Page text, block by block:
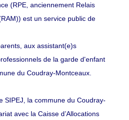
(RPE, anciennement Relais
est un service public de
aux assistant(e)s
de la garde d'enfant
du Coudray-Montceaux.
SIPEJ, la commune du Coudray-
avec la Caisse d’Allocations